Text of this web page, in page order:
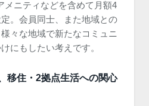
メニティなどを含めて月額4
。会員同士、また地域との
々な地域で新たなコミュニ
にもしたい考えです。
移住・2拠点生活への関心